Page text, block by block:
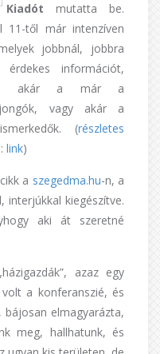
Kiadót mutatta be.
11-től már intenzíven
jobbnál, jobbra
információt,
akár a már a
vagy akár a
(részletes
link)
a szegedma.hu-n, a
interjúkkal kiegészítve.
aki át szeretné
azaz egy
a konferanszié, és
elmagyarázta,
meg, hallhatunk, és